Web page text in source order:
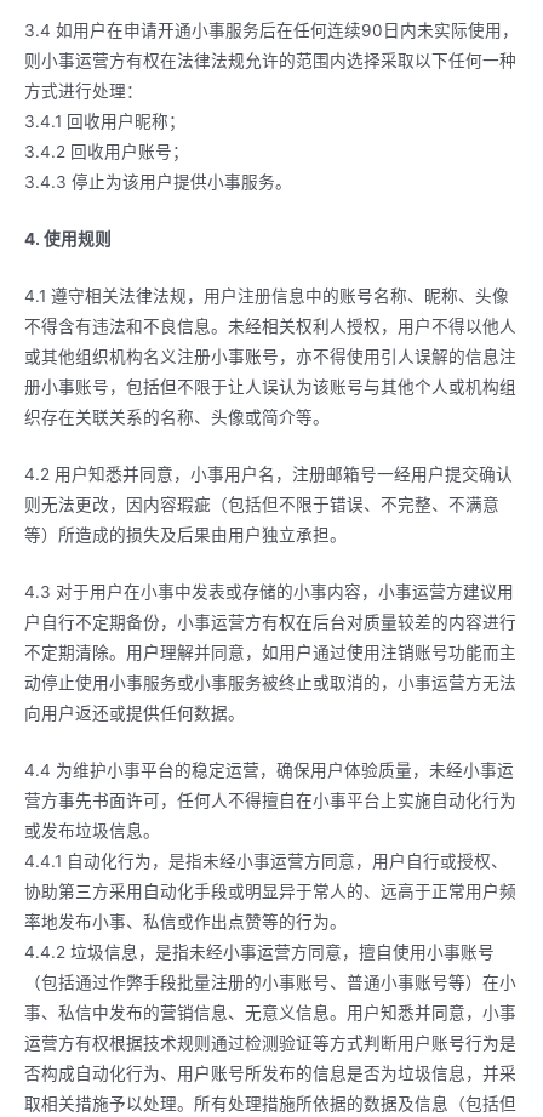
3.4 如用户在申请开通小事服务后在任何连续90日内未实际使用，
则小事运营方有权在法律法规允许的范围内选择采取以下任何一种
方式进行处理：
3.4.1 回收用户昵称；
3.4.2 回收用户账号；
3.4.3 停止为该用户提供小事服务。
4. 使用规则
4.1 遵守相关法律法规，用户注册信息中的账号名称、昵称、头像
不得含有违法和不良信息。未经相关权利人授权，用户不得以他人
或其他组织机构名义注册小事账号，亦不得使用引人误解的信息注
册小事账号，包括但不限于让人误认为该账号与其他个人或机构组
织存在关联关系的名称、头像或简介等。
4.2 用户知悉并同意，小事用户名，注册邮箱号一经用户提交确认
则无法更改，因内容瑕疵（包括但不限于错误、不完整、不满意
等）所造成的损失及后果由用户独立承担。
4.3 对于用户在小事中发表或存储的小事内容，小事运营方建议用
户自行不定期备份，小事运营方有权在后台对质量较差的内容进行
不定期清除。用户理解并同意，如用户通过使用注销账号功能而主
动停止使用小事服务或小事服务被终止或取消的，小事运营方无法
向用户返还或提供任何数据。
4.4 为维护小事平台的稳定运营，确保用户体验质量，未经小事运
营方事先书面许可，任何人不得擅自在小事平台上实施自动化行为
或发布垃圾信息。
4.4.1 自动化行为，是指未经小事运营方同意，用户自行或授权、
协助第三方采用自动化手段或明显异于常人的、远高于正常用户频
率地发布小事、私信或作出点赞等的行为。
4.4.2 垃圾信息，是指未经小事运营方同意，擅自使用小事账号
（包括通过作弊手段批量注册的小事账号、普通小事账号等）在小
事、私信中发布的营销信息、无意义信息。用户知悉并同意，小事
运营方有权根据技术规则通过检测验证等方式判断用户账号行为是
否构成自动化行为、用户账号所发布的信息是否为垃圾信息，并采
取相关措施予以处理。所有处理措施所依据的数据及信息（包括但